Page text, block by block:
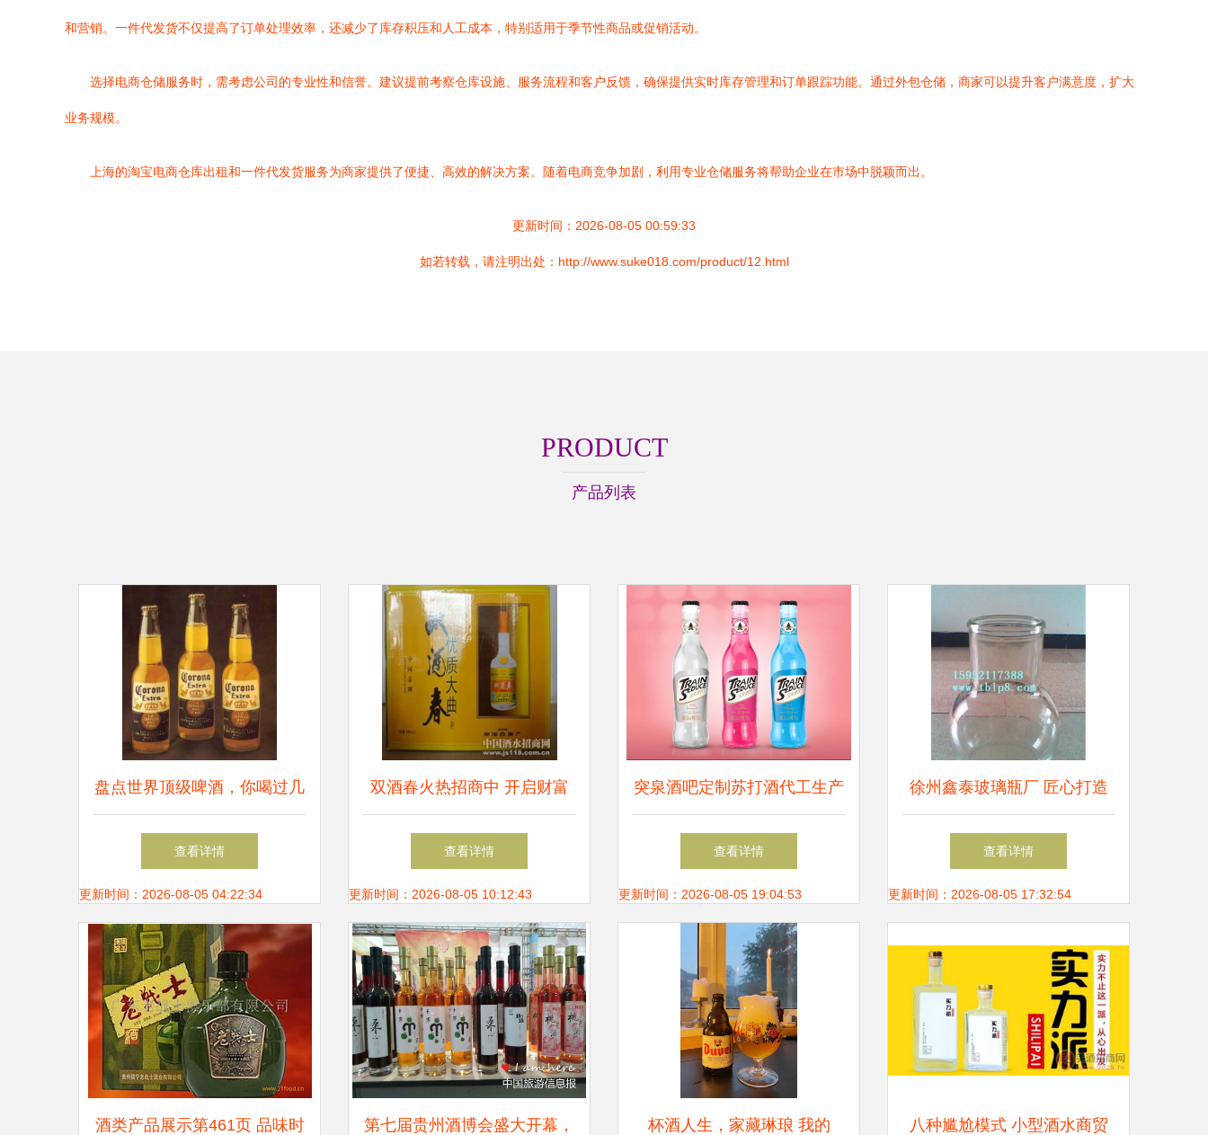
和营销。一件代发货不仅提高了订单处理效率，还减少了库存积压和人工成本，特别适用于季节性商品或促销活动。
选择电商仓储服务时，需考虑公司的专业性和信誉。建议提前考察仓库设施、服务流程和客户反馈，确保提供实时库存管理和订单跟踪功能。通过外包仓储，商家可以提升客户满意度，扩大
业务规模。
上海的淘宝电商仓库出租和一件代发货服务为商家提供了便捷、高效的解决方案。随着电商竞争加剧，利用专业仓储服务将帮助企业在市场中脱颖而出。
更新时间：2026-08-05 00:59:33
如若转载，请注明出处：http://www.suke018.com/product/12.html
PRODUCT
产品列表
盘点世界顶级啤酒，你喝过几
种？
查看详情
更新时间：2026-08-05 04:22:34
双酒春火热招商中 开启财富
新篇章，共酿醇香未来
查看详情
更新时间：2026-08-05 10:12:43
突泉酒吧定制苏打酒代工生产
厂 打造专属风味，引领微醺
新潮流
查看详情
更新时间：2026-08-05 19:04:53
徐州鑫泰玻璃瓶厂 匠心打造
调酒瓶与饮料瓶的玻璃艺术
查看详情
更新时间：2026-08-05 17:32:54
酒类产品展示第461页 品味时 第七届贵州酒博会盛大开幕， 杯酒人生，家藏琳琅 我的 八种尴尬模式 小型酒水商贸